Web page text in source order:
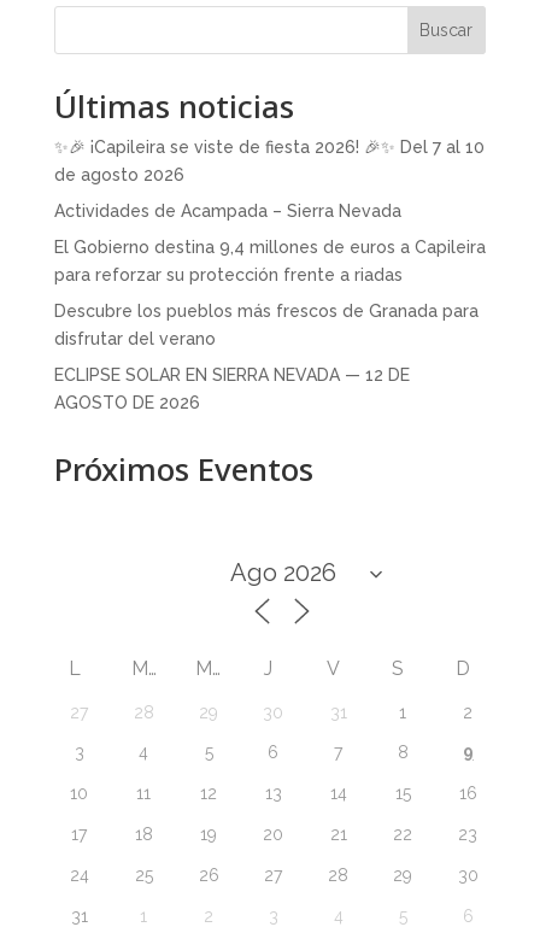
Buscar
Últimas noticias
✨🎉 ¡Capileira se viste de fiesta 2026! 🎉✨ Del 7 al 10
de agosto 2026
Actividades de Acampada – Sierra Nevada
El Gobierno destina 9,4 millones de euros a Capileira
para reforzar su protección frente a riadas
Descubre los pueblos más frescos de Granada para
disfrutar del verano
ECLIPSE SOLAR EN SIERRA NEVADA — 12 DE
AGOSTO DE 2026
Próximos Eventos
L M M J V S D
27 28 29 30 31 1 2
3 4 5 6 7 8 9
10 11 12 13 14 15 16
17 18 19 20 21 22 23
24 25 26 27 28 29 30
31 1 2 3 4 5 6